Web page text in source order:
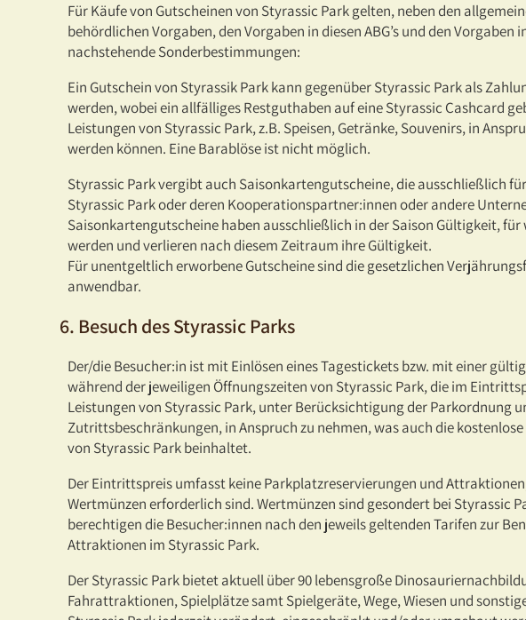
Für Käufe von Gutscheinen von Styrassic Park gelten, neben den
behördlichen Vorgaben, den Vorgaben in diesen ABG’s und den Vorgaben
nachstehende Sonderbestimmungen:
Ein Gutschein von Styrassik Park kann gegenüber Styrassic Park als
werden, wobei ein allfälliges Restguthaben auf eine Styrassic Cashcard
Leistungen von Styrassic Park, z.B. Speisen, Getränke, Souvenirs, in
werden können. Eine Barablöse ist nicht möglich.
Styrassic Park vergibt auch Saisonkartengutscheine, die ausschließlich
Styrassic Park oder deren Kooperationspartner:innen oder andere
Saisonkartengutscheine haben ausschließlich in der Saison Gültigkeit, für
werden und verlieren nach diesem Zeitraum ihre Gültigkeit.
Für unentgeltlich erworbene Gutscheine sind die gesetzlichen
anwendbar.
6. Besuch des Styrassic Parks
Der/die Besucher:in ist mit Einlösen eines Tagestickets bzw. mit einer
während der jeweiligen Öffnungszeiten von Styrassic Park, die im
Leistungen von Styrassic Park, unter Berücksichtigung der Parkordnung
Zutrittsbeschränkungen, in Anspruch zu nehmen, was auch die
von Styrassic Park beinhaltet.
Der Eintrittspreis umfasst keine Parkplatzreservierungen und
Wertmünzen erforderlich sind. Wertmünzen sind gesondert bei Styrassic
berechtigen die Besucher:innen nach den jeweils geltenden Tarifen zur
Attraktionen im Styrassic Park.
Der Styrassic Park bietet aktuell über 90 lebensgroße
Fahrattraktionen, Spielplätze samt Spielgeräte, Wege, Wiesen und